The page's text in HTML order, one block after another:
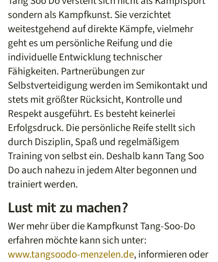
sondern als Kampfkunst. Sie verzichtet
weitestgehend auf direkte Kämpfe, vielmehr
geht es um persönliche Reifung und die
individuelle Entwicklung technischer
Fähigkeiten. Partnerübungen zur
Selbstverteidigung werden im Semikontakt und
stets mit größter Rücksicht, Kontrolle und
Respekt ausgeführt. Es besteht keinerlei
Erfolgsdruck. Die persönliche Reife stellt sich
durch Disziplin, Spaß und regelmäßigem
Training von selbst ein. Deshalb kann Tang Soo
Do auch nahezu in jedem Alter begonnen und
trainiert werden.
Lust mit zu machen?
Wer mehr über die Kampfkunst Tang-Soo-Do
erfahren möchte kann sich unter:
www.tangsoodo-menzelen.de, informieren oder